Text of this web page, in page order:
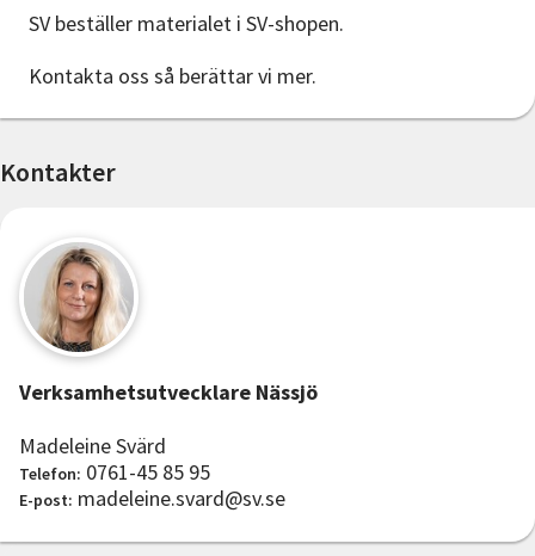
SV beställer materialet i SV-shopen.
Kontakta oss så berättar vi mer.
Kontakter
Verksamhetsutvecklare Nässjö
Madeleine Svärd
Telefon: 0761-45 85 95
E-post: madeleine.svard@sv.se